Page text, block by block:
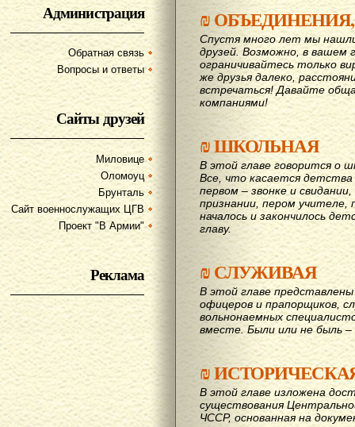
Администрация
Обратная связь
Вопросы и ответы
Сайты друзей
Миловице
Оломоуц
Брунталь
Сайт военнослужащих ЦГВ
Проект "В Армии"
Реклама
₪
Спустя много лет мы
друзей. Возможно, в вашем
ограничивайтесь только
же друзья далеко,
вcтречаться! Давайте
компаниями!
₪ШКОЛЬНАЯ
В этой главе говорится о
Все, что касается
первом – звонке и
признании, пером учителе,
началось и закончилось
главу.
₪СЛУЖИВАЯ
В этой главе
офицеров и прапорщиков,
вольнонаемных
вместе. Были или не быль –
₪
В этой главе изложена
существования
ЧССР, основанная на